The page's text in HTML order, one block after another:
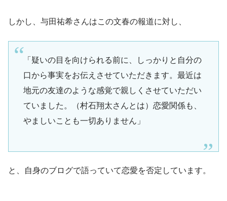
しかし、与田祐希さんはこの文春の報道に対し、
「疑いの目を向けられる前に、しっかりと自分の
口から事実をお伝えさせていただきます。最近は
地元の友達のような感覚で親しくさせていただい
ていました。（村石翔太さんとは）恋愛関係も、
やましいことも一切ありません」
と、自身のブログで語っていて恋愛を否定しています。